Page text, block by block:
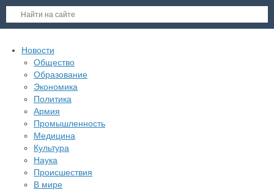
Новости
Общество
Образование
Экономика
Политика
Армия
Промышленность
Медицина
Культура
Наука
Происшествия
В мире